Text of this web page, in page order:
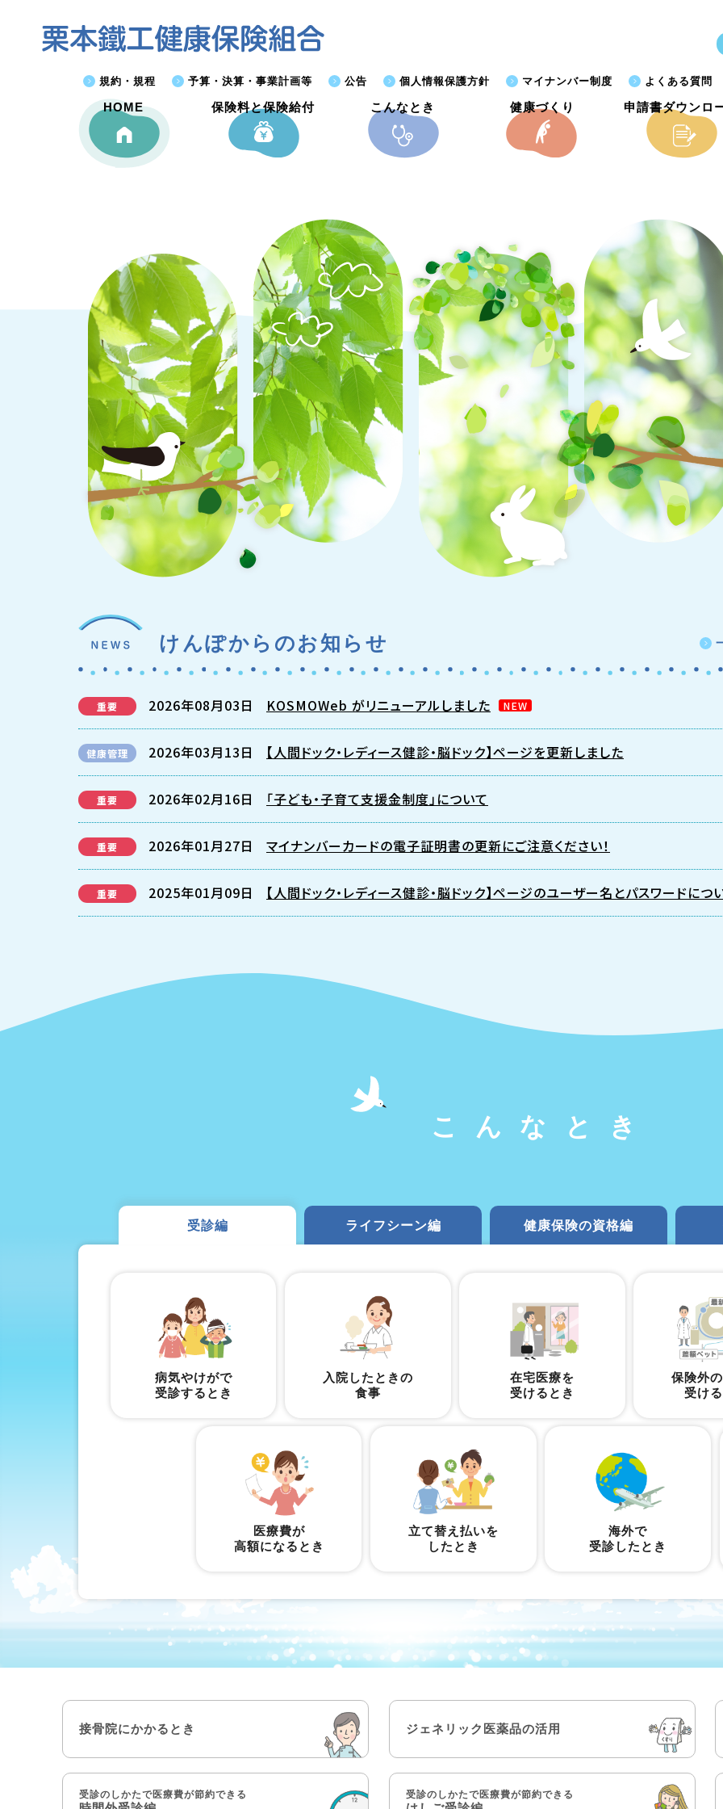
規約・規程 予算・決算・事業計画等 公告 個人情報保護方針 マイナンバー制度 よくある質問
HOME 保険料と保険給付 こんなとき 健康づくり 申請書ダウンロ
けんぽからのお知らせ
重要 2026年08月03日 KOSMOWeb がリニューアルしました NEW
健康管理 2026年03月13日 【人間ドック・レディース健診・脳ドック】ページを更新しました
重要 2026年02月16日 「子ども・子育て支援金制度」について
重要 2026年01月27日 マイナンバーカードの電子証明書の更新にご注意ください！
重要 2025年01月09日 【人間ドック・レディース健診・脳ドック】ページのユーザー名とパスワードにつ
こんなとき
受診編 ライフシーン編 健康保険の資格編
病気やけがで
受診するとき
入院したときの
食事
在宅医療を
受けるとき
保険外
受け
医療費が
高額になるとき
立て替え払いを
したとき
海外で
受診したとき
接骨院にかかるとき ジェネリック医薬品の活用
受診のしかたで医療費が節約できる 受診のしかたで医療費が節約できる